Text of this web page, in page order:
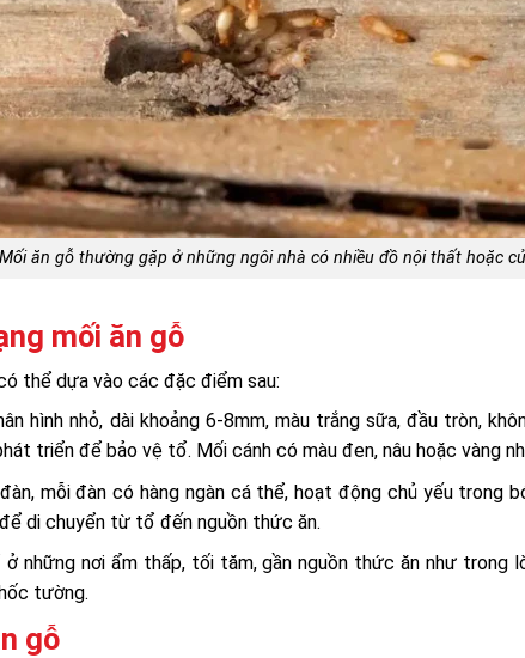
Mối ăn gỗ thường gặp ở những ngôi nhà có nhiều đồ nội thất hoặc
mối ăn gỗ
thể dựa vào các đặc điểm sau:
hình nhỏ, dài khoảng 6-8mm, màu trắng sữa, đầu tròn,
triển để bảo vệ tổ. Mối cánh có màu đen, nâu hoặc vàng
mỗi đàn có hàng ngàn cá thể, hoạt động chủ yếu trong
di chuyển từ tổ đến nguồn thức ăn.
những nơi ẩm thấp, tối tăm, gần nguồn thức ăn như trong
tường.
gỗ